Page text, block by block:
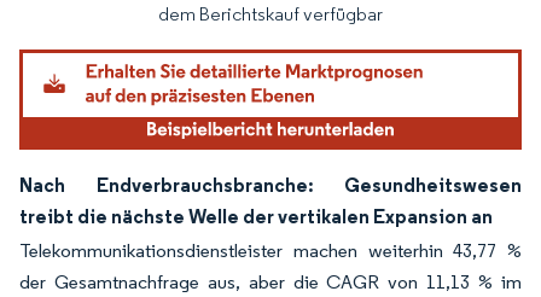
dem Berichtskauf verfügbar
Nach Endverbrauchsbranche: Gesundheitswesen
treibt die nächste Welle der vertikalen Expansion an
Telekommunikationsdienstleister machen weiterhin 43,77 %
der Gesamtnachfrage aus, aber die CAGR von 11,13 % im